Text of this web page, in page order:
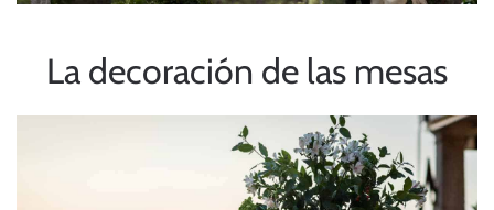
La decoración de las mesas